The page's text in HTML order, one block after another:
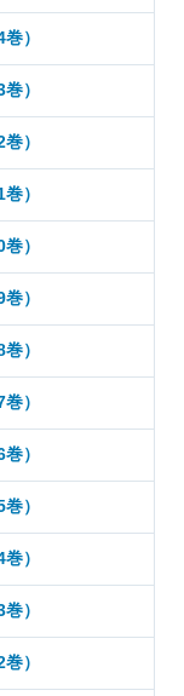
）
）
）
）
）
）
）
）
）
）
）
）
）